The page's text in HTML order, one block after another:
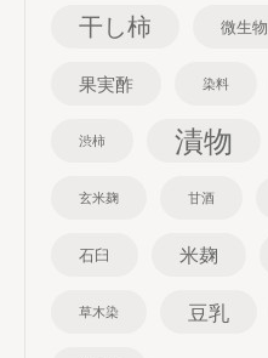
干し柿 微生物
果実酢 染料
渋柿 漬物
玄米麹 甘酒
石臼 米麹
草木染 豆乳